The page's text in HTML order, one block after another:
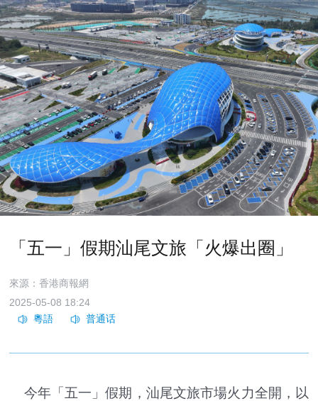
「五一」假期汕尾文旅「火爆出圈」
來源：香港商報網
2025-05-08 18:24
今年「五一」假期，汕尾文旅市場火力全開，以